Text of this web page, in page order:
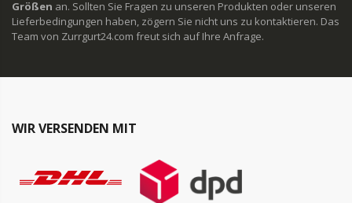
Größen an. Sollten Sie Fragen zu unseren Produkten oder unseren
Lieferbedingungen haben, zögern Sie nicht uns zu kontaktieren. Das
Team von Zurrgurt24.com freut sich auf Ihre Anfrage.
WIR VERSENDEN MIT